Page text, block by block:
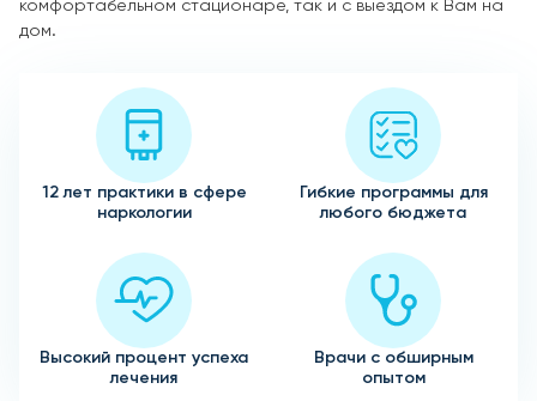
комфортабельном стационаре, так и с выездом к Вам на
дом.
12 лет практики в сфере
наркологии
Гибкие программы для
любого бюджета
Высокий процент успеха
лечения
Врачи с обширным
опытом